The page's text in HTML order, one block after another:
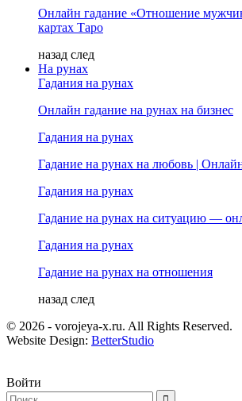
Онлайн гадание «Отношение
картах Таро
назад след
На рунах
Гадания на рунах
Онлайн гадание на рунах на бизнес
Гадания на рунах
Гадание на рунах на любовь |
Гадания на рунах
Гадание на рунах на ситуацию —
Гадания на рунах
Гадание на рунах на отношения
назад след
© 2026 - vorojeya-x.ru. All Rights Reserved.
Website Design: BetterStudio
Войти